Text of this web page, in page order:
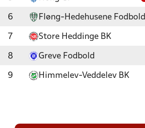
6 Fløng-Hedehusene Fodbold
7 Store Heddinge BK
8 Greve Fodbold
9 Himmelev-Veddelev BK